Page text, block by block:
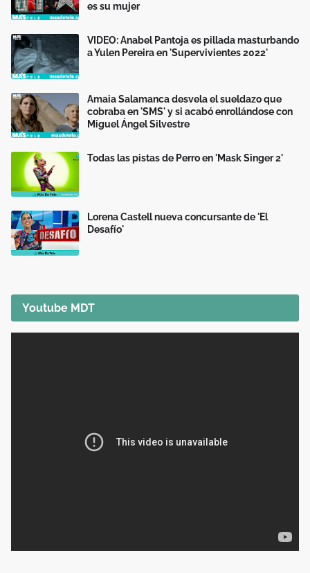
es su mujer
VIDEO: Anabel Pantoja es pillada masturbando
a Yulen Pereira en 'Supervivientes 2022'
Amaia Salamanca desvela el sueldazo que
cobraba en 'SMS' y si acabó enrollándose con
Miguel Ángel Silvestre
Todas las pistas de Perro en 'Mask Singer 2'
Lorena Castell nueva concursante de 'El
Desafío'
Youtube MDT